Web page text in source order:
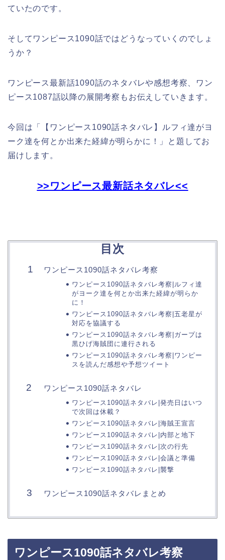
ていたのです。
そしてワンピース1090話ではどうなっていくのでしょ
うか？
ワンピース最新話1090話のネタバレや感想考察、ワン
ピース1087話以降の展開考察もお伝えしていきます。
今回は「【ワンピース1090話ネタバレ】ルフィ達がヨ
ーク達を何とか出来た経緯が明らかに！」と題してお
届けします。
>>ワンピース最新話ネタバレ<<
目次
ワンピース1090話ネタバレ考察
ワンピース1090話ネタバレ考察|ルフィ達
がヨーク達を何とか出来た経緯が明らか
に！
ワンピース1090話ネタバレ考察|五老星が
対応を協議する
ワンピース1090話ネタバレ考察|ガープは
黒ひげ海賊団に連行される
ワンピース1090話ネタバレ考察|ワンピー
スを読んだ感想や予想ツイート
ワンピース1090話ネタバレ
ワンピース1090話ネタバレ|発売日はいつ
で次回は休載？
ワンピース1090話ネタバレ|海賊王宣言
ワンピース1090話ネタバレ|内部と地下
ワンピース1090話ネタバレ|次の行先
ワンピース1090話ネタバレ|会議と準備
ワンピース1090話ネタバレ|襲撃
ワンピース1090話ネタバレまとめ
ワンピース1090話ネタバレ考察